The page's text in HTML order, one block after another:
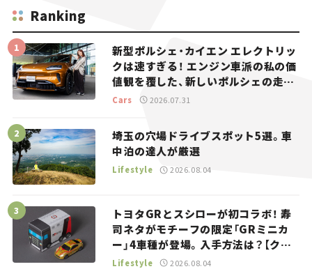
Ranking
新型ポルシェ・カイエン エレクトリッ
クは速すぎる！ エンジン車派の私の価
値観を覆した、新しいポルシェの走
り。
Cars 2026.07.31
埼玉の穴場ドライブスポット5選。車
中泊の達人が厳選
Lifestyle 2026.08.04
トヨタGRとスシローが初コラボ！ 寿
司ネタがモチーフの限定「GRミニカ
ー」4車種が登場。入手方法は？【クル
マとホビー】
Lifestyle 2026.08.04